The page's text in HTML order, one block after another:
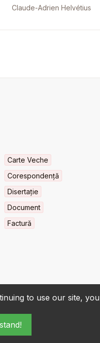
to use our site,
Claude-Adrien Helvétius
Carte Veche
Corespondență
Disertație
Document
Factură